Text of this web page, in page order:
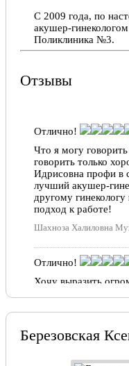
С 2009 года, по
акушер-
Поликлиника №3.
Отзывы
Отлично!
Что я могу
говорить только
Идрисовна профи в
лучший акушер-
другому
подход к работе!
Шахноза Халиловна
Отлично!
Хочу выразить
доктор нашла два
железе. Далее я
Березовская